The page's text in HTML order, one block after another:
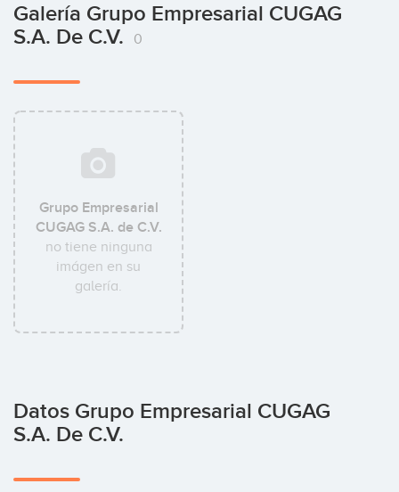
Galería Grupo Empresarial CUGAG
S.A. De C.V.
0
Grupo Empresarial
CUGAG S.A. de C.V.
no tiene ninguna
imágen en su
galería.
Datos Grupo Empresarial CUGAG
S.A. De C.V.